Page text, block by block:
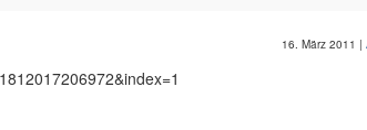
16. März 2011 |